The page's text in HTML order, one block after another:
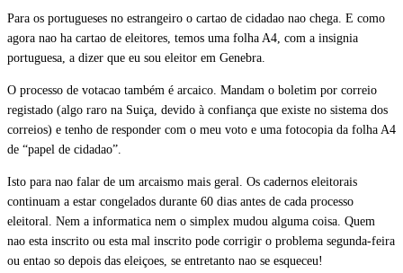
Para os portugueses no estrangeiro o cartao de cidadao nao chega. E como
agora nao ha cartao de eleitores, temos uma folha A4, com a insignia
portuguesa, a dizer que eu sou eleitor em Genebra.
O processo de votacao também é arcaico. Mandam o boletim por correio
registado (algo raro na Suiça, devido à confiança que existe no sistema dos
correios) e tenho de responder com o meu voto e uma fotocopia da folha A4
de “papel de cidadao”.
Isto para nao falar de um arcaismo mais geral. Os cadernos eleitorais
continuam a estar congelados durante 60 dias antes de cada processo
eleitoral. Nem a informatica nem o simplex mudou alguma coisa. Quem
nao esta inscrito ou esta mal inscrito pode corrigir o problema segunda-feira
ou entao so depois das eleiçoes, se entretanto nao se esqueceu!